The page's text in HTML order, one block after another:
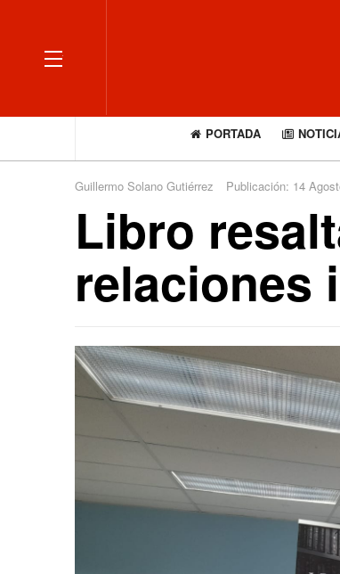
OFF CANVAS
PORTADA
Guillermo Solano Gutiérrez Publicación: 14
Libro
relaciones